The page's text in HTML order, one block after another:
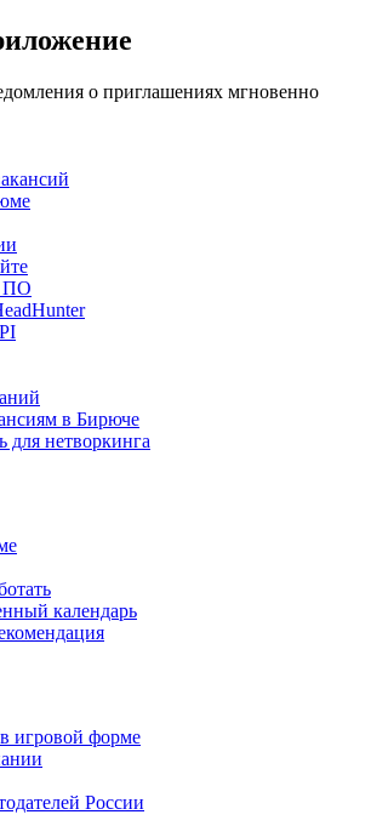
о приглашениях мгновенно
ПО
в Бирюче
для нетворкинга
календарь
игровой форме
России